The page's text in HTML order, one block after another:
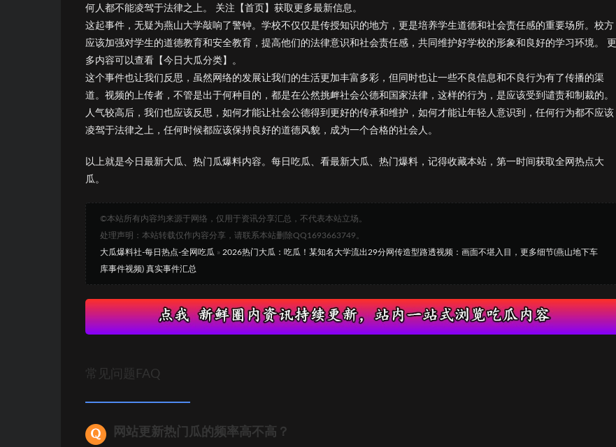
何人都不能凌驾于法律之上。 关注【首页】获取更多最新信息。
这起事件，无疑为燕山大学敲响了警钟。学校不仅仅是传授知识的地方，更是培养学生道德和社会责任感的重要场所。校方
应该加强对学生的道德教育和安全教育，提高他们的法律意识和社会责任感，共同维护好学校的形象和良好的学习环境。 更
多内容可以查看【今日大瓜分类】。
这个事件也让我们反思，虽然网络的发展让我们的生活更加丰富多彩，但同时也让一些不良信息和不良行为有了传播的渠
道。视频的上传者，不管是出于何种目的，都是在公然挑衅社会公德和国家法律，这样的行为，是应该受到谴责和制裁的。
人气较高后，我们也应该反思，如何才能让社会公德得到更好的传承和维护，如何才能让年轻人意识到，任何行为都不应该
凌驾于法律之上，任何时候都应该保持良好的道德风貌，成为一个合格的社会人。
以上就是今日最新大瓜、热门瓜爆料内容。每日吃瓜、看最新大瓜、热门爆料，记得收藏本站，第一时间获取全网热点大
瓜。
©本站所有内容均来源于网络，仅用于资讯分享汇总，不代表本站立场。
处理声明：本站转载仅作内容分享，请联系本站删除QQ1693663749。
大瓜爆料社-每日热点-全网吃瓜 » 2026热门大瓜：吃瓜！某知名大学流出29分网传造型路透视频：画面不堪入目，更多细节(燕山地下车
库事件视频) 真实事件汇总
常见问题FAQ
网站更新热门瓜的频率高不高？